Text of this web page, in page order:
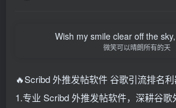
Wish my smile clear off the
微笑可以晴朗所有的天
🔥Scribd 外推发帖软件 谷歌引流排名
1.专业 Scribd 外推发帖软件，深耕谷